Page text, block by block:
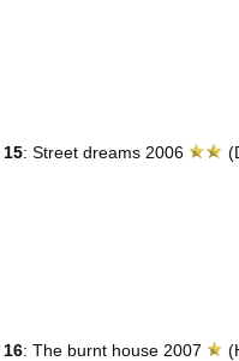
15: Street dreams 2006
16: The burnt house 2007